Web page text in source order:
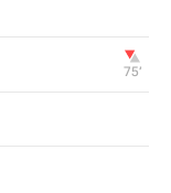
75‎’‎